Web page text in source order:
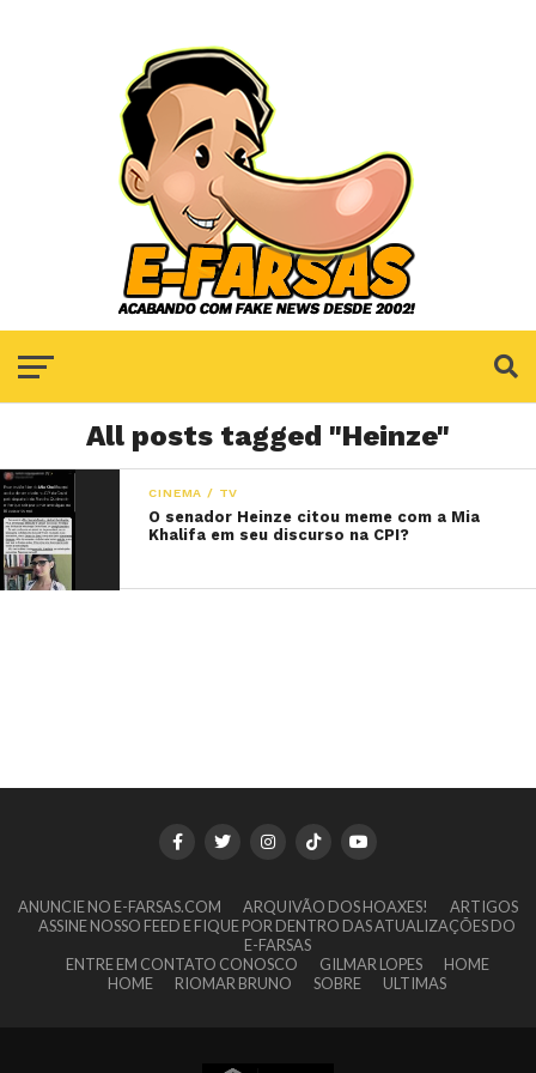
All posts tagged "Heinze"
CINEMA / TV
O senador Heinze citou meme com a Mia
Khalifa em seu discurso na CPI?
ANUNCIE NO E-FARSAS.COM ARQUIVÃO DOS HOAXES!
ARTIGOS
ASSINE NOSSO FEED E FIQUE POR DENTRO DAS ATUALIZAÇÕES DO
E-FARSAS
ENTRE EM CONTATO CONOSCO
GILMAR LOPES
HOME
HOME
RIOMAR BRUNO SOBRE ULTIMAS